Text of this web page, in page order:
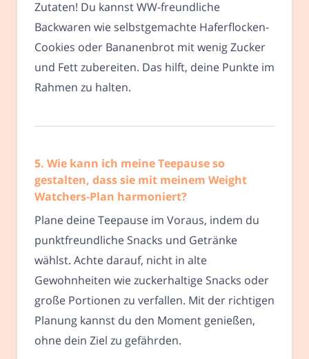
Zutaten! Du kannst WW-freundliche
Backwaren wie selbstgemachte Haferflocken-
Cookies oder Bananenbrot mit wenig Zucker
und Fett zubereiten. Das hilft, deine Punkte im
Rahmen zu halten.
5. Wie kann ich meine Teepause so
gestalten, dass sie mit meinem Weight
Watchers-Plan harmoniert?
Plane deine Teepause im Voraus, indem du
punktfreundliche Snacks und Getränke
wählst. Achte darauf, nicht in alte
Gewohnheiten wie zuckerhaltige Snacks oder
große Portionen zu verfallen. Mit der richtigen
Planung kannst du den Moment genießen,
ohne dein Ziel zu gefährden.